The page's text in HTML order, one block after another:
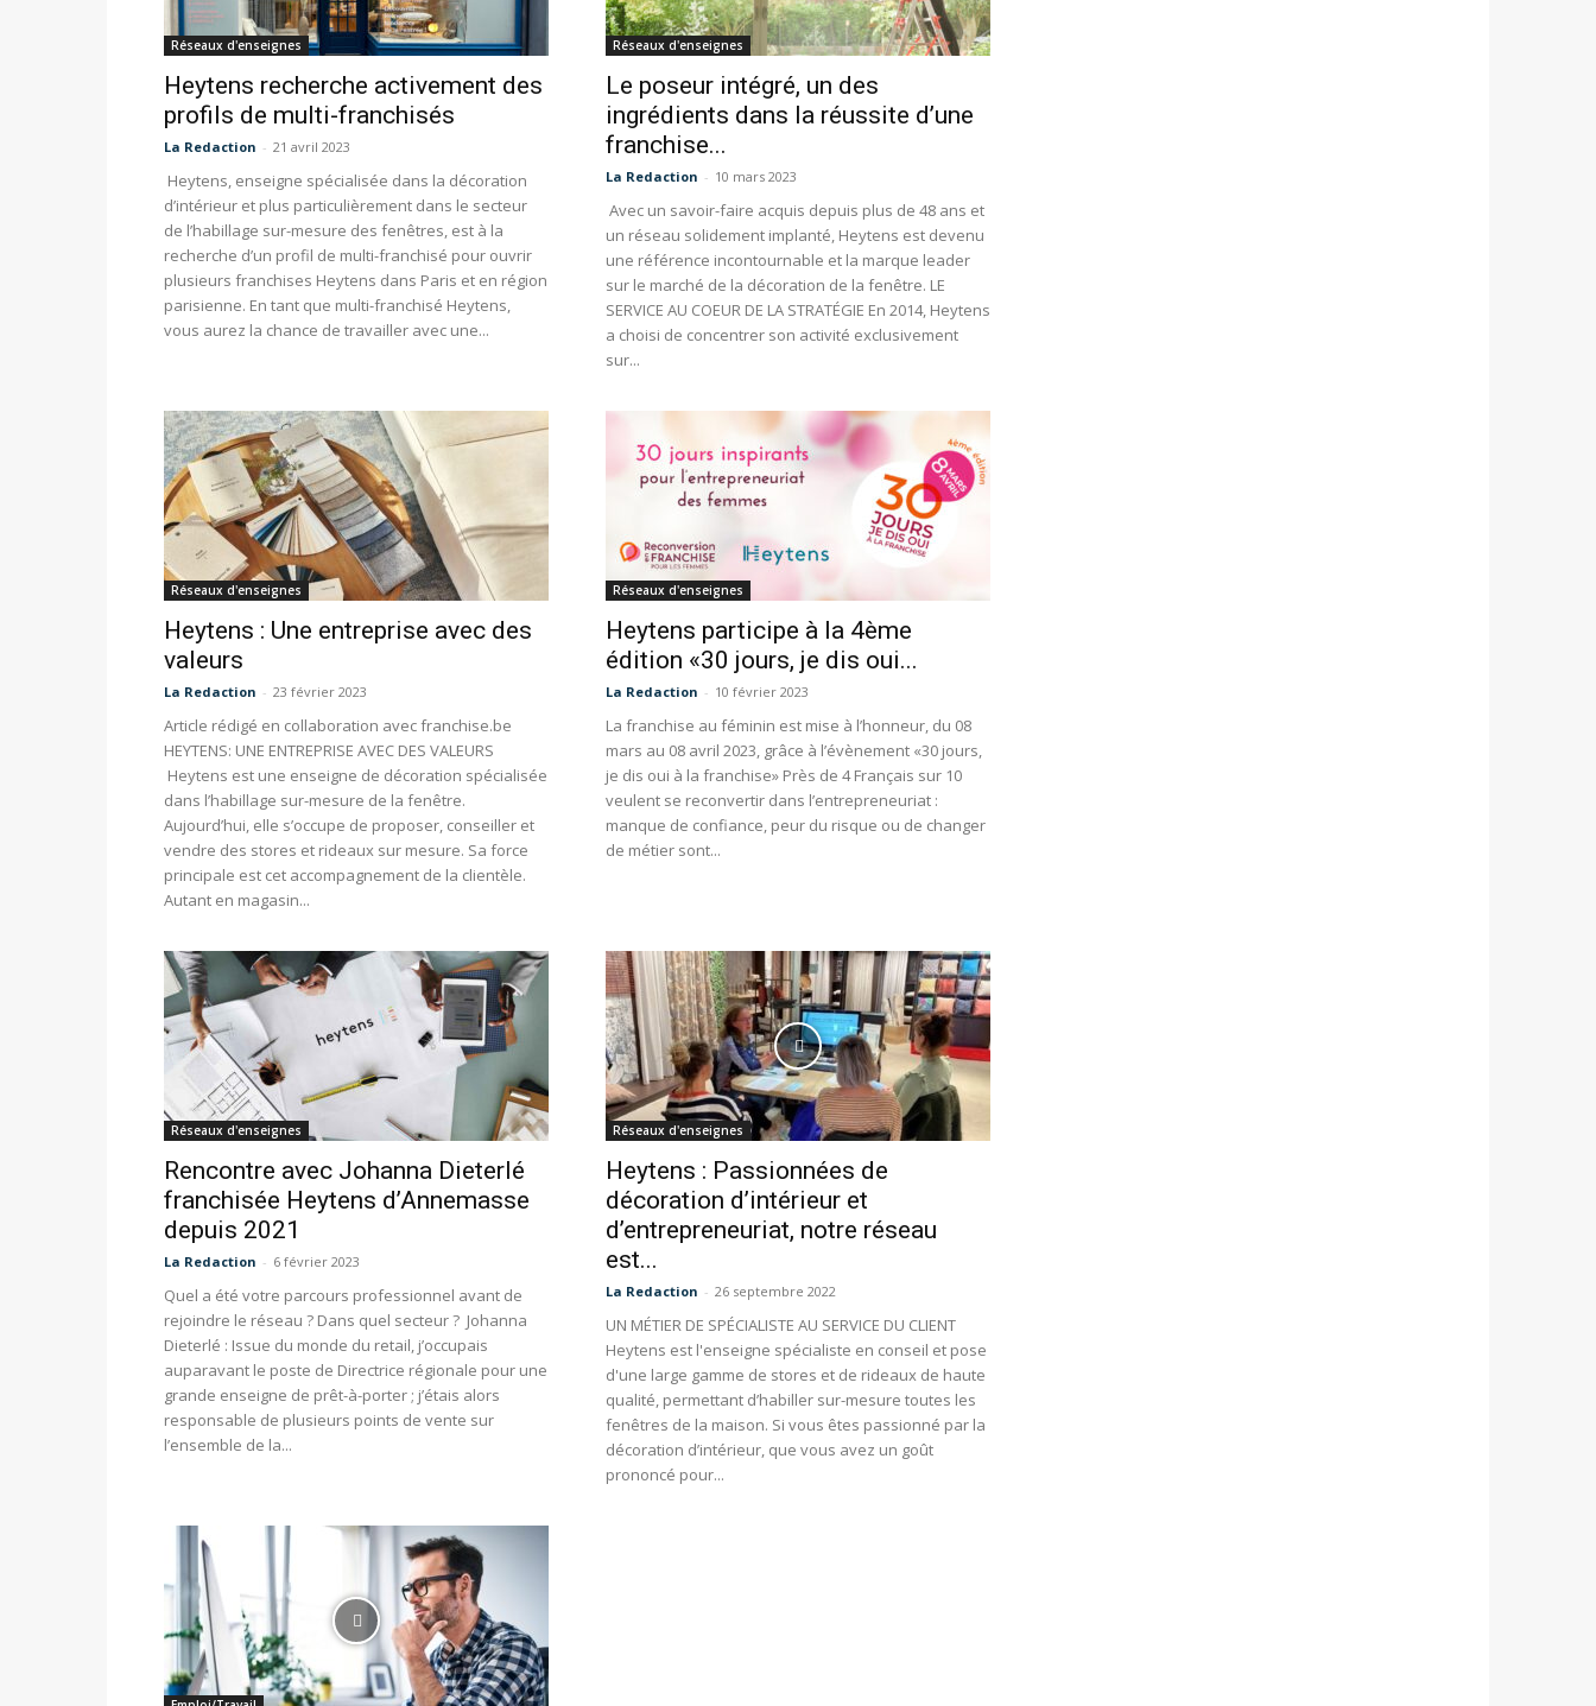
Réseaux d'enseignes
Heytens recherche activement des
profils de multi-franchisés
La Redaction - 21 avril 2023
Heytens, enseigne spécialisée dans la décoration
d’intérieur et plus particulièrement dans le secteur
de l’habillage sur-mesure des fenêtres, est à la
recherche d’un profil de multi-franchisé pour ouvrir
plusieurs franchises Heytens dans Paris et en région
parisienne. En tant que multi-franchisé Heytens,
vous aurez la chance de travailler avec une...
Réseaux d'enseignes
Le poseur intégré, un des
ingrédients dans la réussite d’une
franchise...
La Redaction - 10 mars 2023
Avec un savoir-faire acquis depuis plus de 48 ans et
un réseau solidement implanté, Heytens est devenu
une référence incontournable et la marque leader
sur le marché de la décoration de la fenêtre. LE
SERVICE AU COEUR DE LA STRATÉGIE En 2014, Heytens
a choisi de concentrer son activité exclusivement
sur...
Réseaux d'enseignes
Heytens : Une entreprise avec des
valeurs
La Redaction - 23 février 2023
Article rédigé en collaboration avec franchise.be
HEYTENS: UNE ENTREPRISE AVEC DES VALEURS
Heytens est une enseigne de décoration spécialisée
dans l’habillage sur-mesure de la fenêtre.
Aujourd’hui, elle s’occupe de proposer, conseiller et
vendre des stores et rideaux sur mesure. Sa force
principale est cet accompagnement de la clientèle.
Autant en magasin...
Réseaux d'enseignes
Heytens participe à la 4ème
édition «30 jours, je dis oui...
La Redaction - 10 février 2023
La franchise au féminin est mise à l’honneur, du 08
mars au 08 avril 2023, grâce à l’évènement «30 jours,
je dis oui à la franchise» Près de 4 Français sur 10
veulent se reconvertir dans l’entrepreneuriat :
manque de confiance, peur du risque ou de changer
de métier sont...
Réseaux d'enseignes
Rencontre avec Johanna Dieterlé
franchisée Heytens d’Annemasse
depuis 2021
La Redaction - 6 février 2023
Quel a été votre parcours professionnel avant de
rejoindre le réseau ? Dans quel secteur ? Johanna
Dieterlé : Issue du monde du retail, j’occupais
auparavant le poste de Directrice régionale pour une
grande enseigne de prêt-à-porter ; j’étais alors
responsable de plusieurs points de vente sur
l’ensemble de la...
Réseaux d'enseignes
Heytens : Passionnées de
décoration d’intérieur et
d’entrepreneuriat, notre réseau
est...
La Redaction - 26 septembre 2022
UN MÉTIER DE SPÉCIALISTE AU SERVICE DU CLIENT
Heytens est l'enseigne spécialiste en conseil et pose
d'une large gamme de stores et de rideaux de haute
qualité, permettant d’habiller sur-mesure toutes les
fenêtres de la maison. Si vous êtes passionné par la
décoration d’intérieur, que vous avez un goût
prononcé pour...